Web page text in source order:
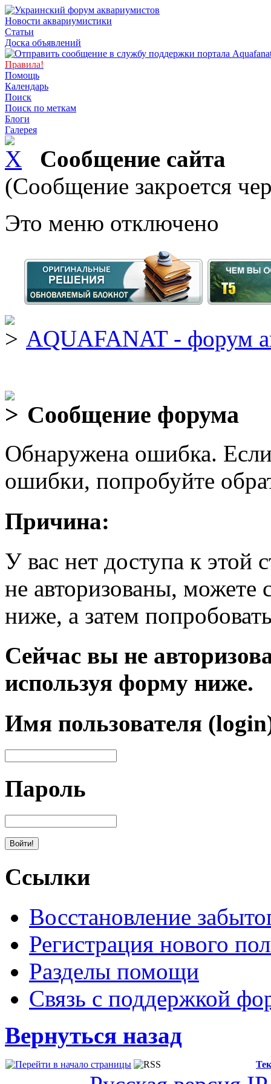
Новости аквариумистики
Статьи
Доска объявлений
Правила!
Помощь
Календарь
Поиск
Поиск по меткам
Блоги
Галерея
Сообщение сайта
(Сообщение закроется
Это меню отключено
AQUAFANAT - форум
Сообщение форума
Обнаружена ошибка.
ошибки, попробуйте
Причина:
У вас нет доступа к
не авторизованы, можете
ниже, а затем
Сейчас вы не
используя форму ниже.
Имя пользователя
Пароль
Ссылки
Восстановление
Регистрация нового
Разделы помощи
Связь с поддержкой
Вернуться назад